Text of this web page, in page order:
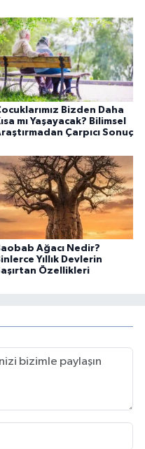
Bizden Daha
mı Yaşayacak? Bilimsel
Çarpıcı Sonuç
Ağacı Nedir?
Yıllık Devlerin
Özellikleri